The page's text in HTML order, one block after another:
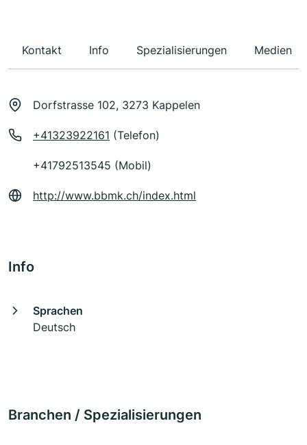
Kontakt Info Spezialisierungen Medien
Dorfstrasse 102, 3273 Kappelen
+41323922161 (Telefon)
+41792513545 (Mobil)
http://www.bbmk.ch/index.html
Info
Sprachen
Deutsch
Branchen / Spezialisierungen